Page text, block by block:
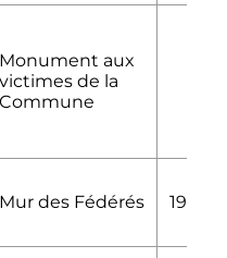
Monument aux
victimes de la
Commune
Mur des Fédérés 1907